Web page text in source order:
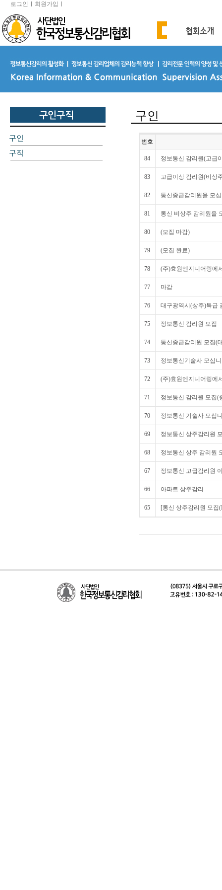
로그인 회원가입
구인
구직
구인
번호
84 정보통신 감리원(고급
83 고급이상 감리원(비상
82 통신중급감리원을 모
81 통신 비상주 감리원을
80 (모집 마감)
79 (모집 완료)
78 (주)효원엔지니어링에
77 마감
76 대구광역시(상주)특급
75 정보통신 감리원 모집
74 통신중급감리원 모집(
73 정보통신기술사 모십
72 (주)효원엔지니어링에
71 정보통신 감리원 모집(
70 정보통신 기술사 모십
69 정보통신 상주감리원
68 정보통신 상주 감리원
67 정보통신 고급감리원
66 아파트 상주감리
65 [통신 상주감리원 모집